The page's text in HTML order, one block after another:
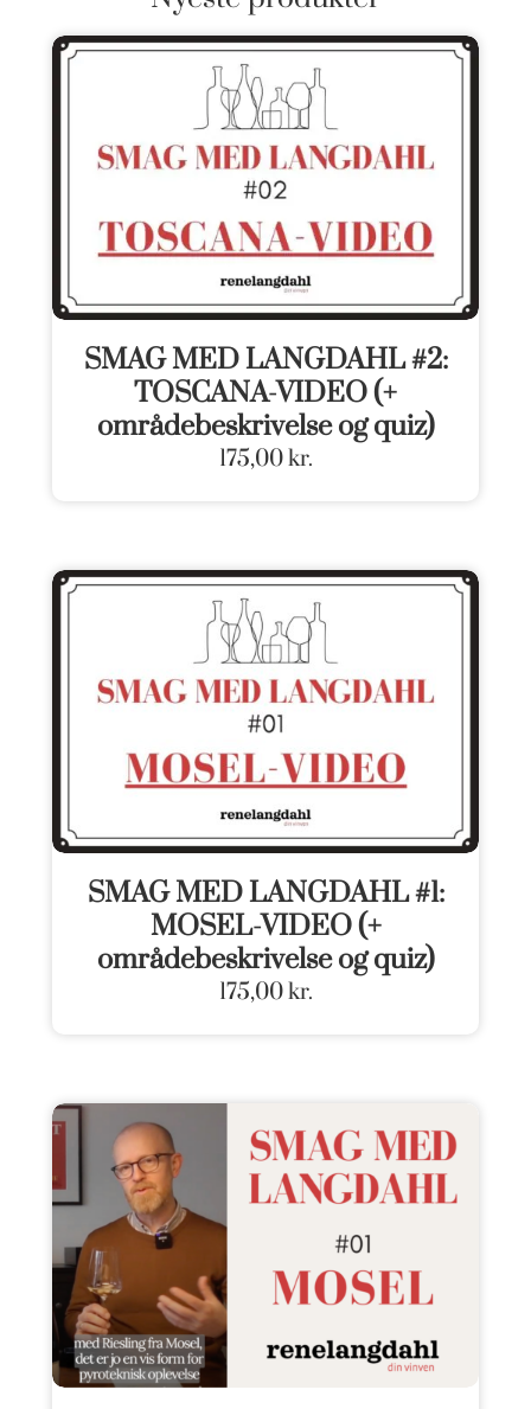
SMAG MED LANGDAHL #2:
TOSCANA-VIDEO (+
områdebeskrivelse og quiz)
175,00kr.
SMAG MED LANGDAHL #1:
MOSEL-VIDEO (+
områdebeskrivelse og quiz)
175,00kr.